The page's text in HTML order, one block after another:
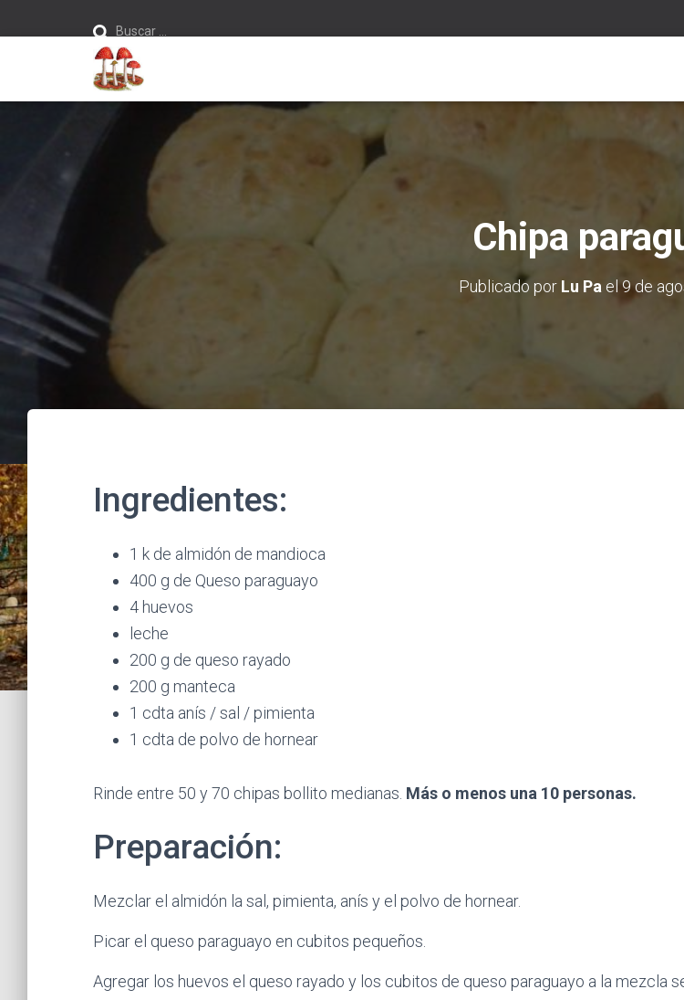
Buscar …
Chipa
Publicado por Lu Pa el9 de
Ingredientes:
1 k de almidón de mandioca
400 g de Queso paraguayo
4 huevos
leche
200 g de queso rayado
200 g manteca
1 cdta anís / sal / pimienta
1 cdta de polvo de hornear
Rinde entre 50 y 70 chipas bollito medianas. Más o menos una 10 personas.
Preparación:
Mezclar el almidón la sal, pimienta, anís y el polvo de hornear.
Picar el queso paraguayo en cubitos pequeños.
Agregar los huevos el queso rayado y los cubitos de queso paraguayo a la mezcla